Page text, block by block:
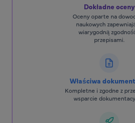
Dokładne oceny
Oceny oparte na
naukowych
wiarygodną
przepisami.
Właściwa
Kompletne i zgodne z
wsparcie